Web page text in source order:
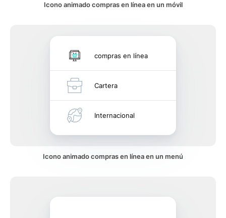
Icono animado compras en línea en un móvil
compras en línea
Cartera
Internacional
Icono animado compras en línea en un menú